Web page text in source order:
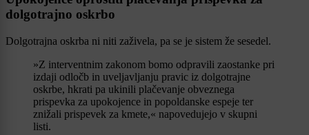
dolgotrajno oskrbo
Dolgotrajna oskrba ni niti zaživela, pa se je sistem že sesedel.
»Z interventnim zakonom bomo odpravili zaostanke pri
izdaji odločb in uveljavljanju pravic iz dolgotrajne
oskrbe, hkrati pa ukinili plačevanje obveznega
prispevka za upokojence in popoldanske espeje ter
znižali prispevek za kmete,« napovedujejo v skupni
listi.